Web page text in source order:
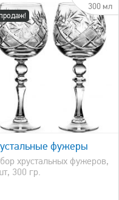
300 мл
фужеры
хрустальных фужеров,
300 гр.